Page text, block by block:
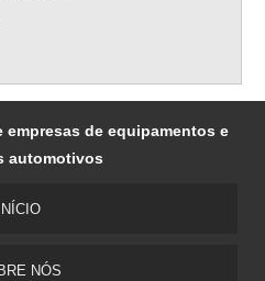
empresas de equipamentos e
automotivos
INÍCIO
NÓS